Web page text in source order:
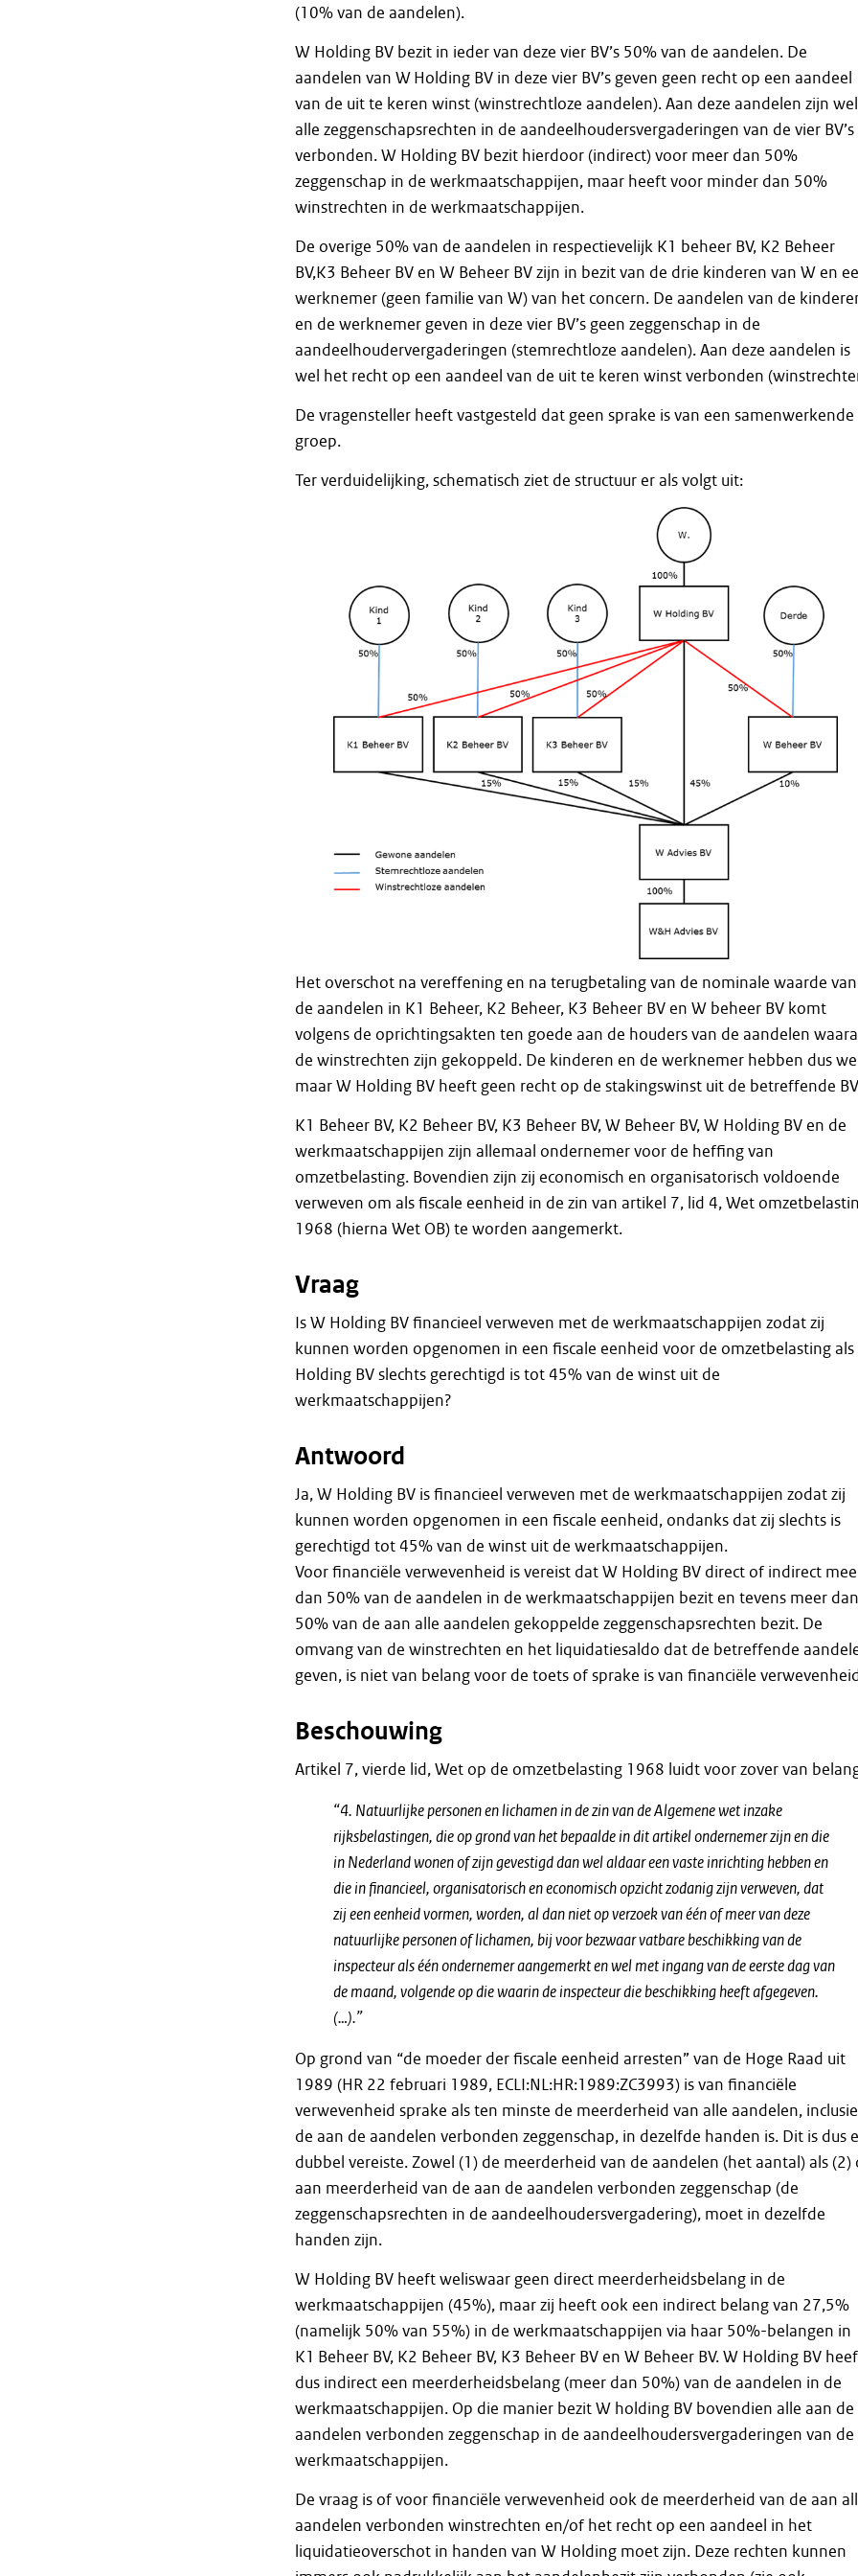
(10% van de aandelen).
W Holding BV bezit in ieder van deze vier BV’s 50% van de aandelen. De
aandelen van W Holding BV in deze vier BV’s geven geen recht op een aandeel
van de uit te keren winst (winstrechtloze aandelen). Aan deze aandelen zijn wel
alle zeggenschapsrechten in de aandeelhoudersvergaderingen van de vier BV’s
verbonden. W Holding BV bezit hierdoor (indirect) voor meer dan 50%
zeggenschap in de werkmaatschappijen, maar heeft voor minder dan 50%
winstrechten in de werkmaatschappijen.
De overige 50% van de aandelen in respectievelijk K1 beheer BV, K2 Beheer
BV,K3 Beheer BV en W Beheer BV zijn in bezit van de drie kinderen van W en
werknemer (geen familie van W) van het concern. De aandelen van de
en de werknemer geven in deze vier BV’s geen zeggenschap in de
aandeelhoudervergaderingen (stemrechtloze aandelen). Aan deze aandelen is
wel het recht op een aandeel van de uit te keren winst verbonden
De vragensteller heeft vastgesteld dat geen sprake is van een samenwerkende
groep.
Ter verduidelijking, schematisch ziet de structuur er als volgt uit:
Het overschot na vereffening en na terugbetaling van de nominale waarde van
de aandelen in K1 Beheer, K2 Beheer, K3 Beheer BV en W beheer BV komt
volgens de oprichtingsakten ten goede aan de houders van de aandelen
de winstrechten zijn gekoppeld. De kinderen en de werknemer hebben dus
maar W Holding BV heeft geen recht op de stakingswinst uit de betreffende
K1 Beheer BV, K2 Beheer BV, K3 Beheer BV, W Beheer BV, W Holding BV en de
werkmaatschappijen zijn allemaal ondernemer voor de heffing van
omzetbelasting. Bovendien zijn zij economisch en organisatorisch voldoende
verweven om als fiscale eenheid in de zin van artikel 7, lid 4, Wet
1968 (hierna Wet OB) te worden aangemerkt.
Vraag
Is W Holding BV financieel verweven met de werkmaatschappijen zodat zij
kunnen worden opgenomen in een fiscale eenheid voor de omzetbelasting als
Holding BV slechts gerechtigd is tot 45% van de winst uit de
werkmaatschappijen?
Antwoord
Ja, W Holding BV is financieel verweven met de werkmaatschappijen zodat zij
kunnen worden opgenomen in een fiscale eenheid, ondanks dat zij slechts is
gerechtigd tot 45% van de winst uit de werkmaatschappijen.
Voor financiële verwevenheid is vereist dat W Holding BV direct of indirect
dan 50% van de aandelen in de werkmaatschappijen bezit en tevens meer dan
50% van de aan alle aandelen gekoppelde zeggenschapsrechten bezit. De
omvang van de winstrechten en het liquidatiesaldo dat de betreffende
geven, is niet van belang voor de toets of sprake is van financiële
Beschouwing
Artikel 7, vierde lid, Wet op de omzetbelasting 1968 luidt voor zover van
“4. Natuurlijke personen en lichamen in de zin van de Algemene wet inzake
rijksbelastingen, die op grond van het bepaalde in dit artikel ondernemer zijn en die
in Nederland wonen of zijn gevestigd dan wel aldaar een vaste inrichting hebben en
die in financieel, organisatorisch en economisch opzicht zodanig zijn verweven, dat
zij een eenheid vormen, worden, al dan niet op verzoek van één of meer van deze
natuurlijke personen of lichamen, bij voor bezwaar vatbare beschikking van de
inspecteur als één ondernemer aangemerkt en wel met ingang van de eerste dag van
de maand, volgende op die waarin de inspecteur die beschikking heeft afgegeven.
(…).”
Op grond van “de moeder der fiscale eenheid arresten” van de Hoge Raad uit
1989 (HR 22 februari 1989, ECLI:NL:HR:1989:ZC3993) is van financiële
verwevenheid sprake als ten minste de meerderheid van alle aandelen,
de aan de aandelen verbonden zeggenschap, in dezelfde handen is. Dit is dus
dubbel vereiste. Zowel (1) de meerderheid van de aandelen (het aantal) als (2)
aan meerderheid van de aan de aandelen verbonden zeggenschap (de
zeggenschapsrechten in de aandeelhoudersvergadering), moet in dezelfde
handen zijn.
W Holding BV heeft weliswaar geen direct meerderheidsbelang in de
werkmaatschappijen (45%), maar zij heeft ook een indirect belang van 27,5%
(namelijk 50% van 55%) in de werkmaatschappijen via haar 50%-belangen in
K1 Beheer BV, K2 Beheer BV, K3 Beheer BV en W Beheer BV. W Holding BV
dus indirect een meerderheidsbelang (meer dan 50%) van de aandelen in de
werkmaatschappijen. Op die manier bezit W holding BV bovendien alle aan de
aandelen verbonden zeggenschap in de aandeelhoudersvergaderingen van de
werkmaatschappijen.
De vraag is of voor financiële verwevenheid ook de meerderheid van de aan
aandelen verbonden winstrechten en/of het recht op een aandeel in het
liquidatieoverschot in handen van W Holding moet zijn. Deze rechten kunnen